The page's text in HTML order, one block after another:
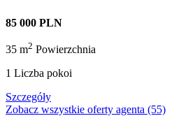
85 000 PLN
35 m2 Powierzchnia
1 Liczba pokoi
Szczegóły
Zobacz wszystkie oferty agenta (55)